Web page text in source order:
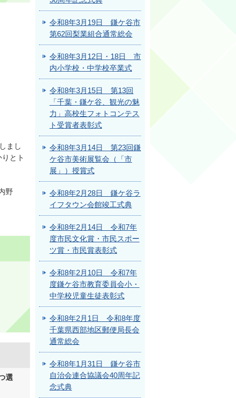
まし
とト
野
選
令和8年3月19日 鎌ケ谷市
第62回梨業組合通常総会
令和8年3月12日・18日 市
内小学校・中学校卒業式
令和8年3月15日 第13回
「千葉・鎌ケ谷、観光の魅
力」高校生フォトコンテス
ト受賞者表彰式
令和8年3月14日 第23回鎌
ケ谷市美術展覧会（「市
展」）授賞式
令和8年2月28日 鎌ケ谷ラ
イフタウン会館竣工式典
令和8年2月14日 令和7年
度市民文化賞・市民スポー
ツ賞・市民賞表彰式
令和8年2月10日 令和7年
度鎌ケ谷市教育委員会小・
中学校児童生徒表彰式
令和8年2月1日 令和8年度
千葉県西部地区郵便局長会
通常総会
令和8年1月31日 鎌ケ谷市
自治会連合協議会40周年記
念式典